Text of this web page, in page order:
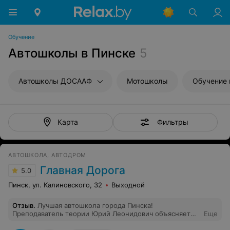
Обучение
Автошколы в Пинске 5
Автошколы ДОСААФ Мотошколы Обучение
Карта Фильтры
АВТОШКОЛА, АВТОДРОМ
5.0 Главная Дорога
Пинск, ул. Калиновского, 32 Выходной
Отзыв. Лучшая автошкола города Пинска!
Преподаватель теории Юрий Леонидович объясняет
Еще